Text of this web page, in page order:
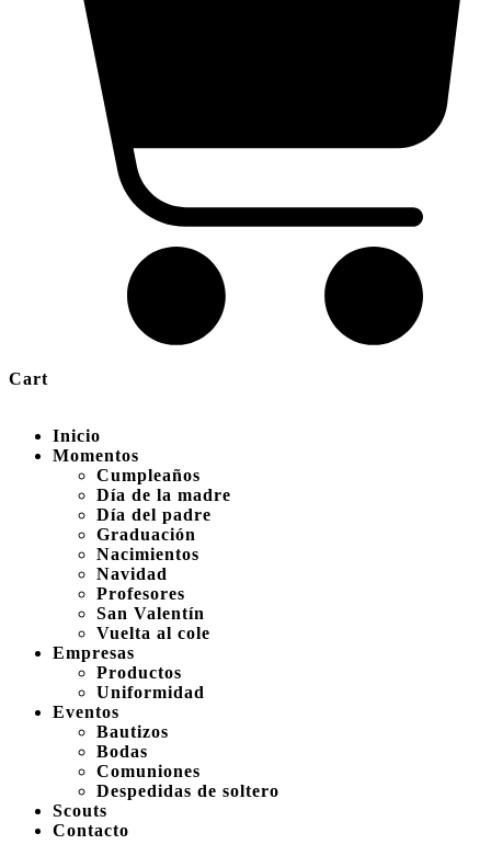
Cart
Inicio
Momentos
Cumpleaños
Día de la madre
Día del padre
Graduación
Nacimientos
Navidad
Profesores
San Valentín
Vuelta al cole
Empresas
Productos
Uniformidad
Eventos
Bautizos
Bodas
Comuniones
Despedidas de soltero
Scouts
Contacto